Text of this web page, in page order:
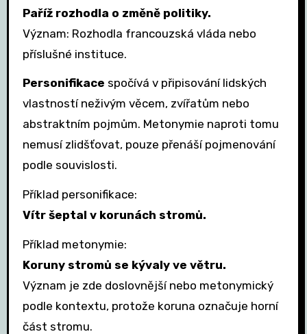
Paříž rozhodla o změně politiky.
Význam: Rozhodla francouzská vláda nebo
příslušné instituce.
Personifikace spočívá v připisování lidských
vlastností neživým věcem, zvířatům nebo
abstraktním pojmům. Metonymie naproti tomu
nemusí zlidšťovat, pouze přenáší pojmenování
podle souvislosti.
Příklad personifikace:
Vítr šeptal v korunách stromů.
Příklad metonymie:
Koruny stromů se kývaly ve větru.
Význam je zde doslovnější nebo metonymický
podle kontextu, protože koruna označuje horní
část stromu.